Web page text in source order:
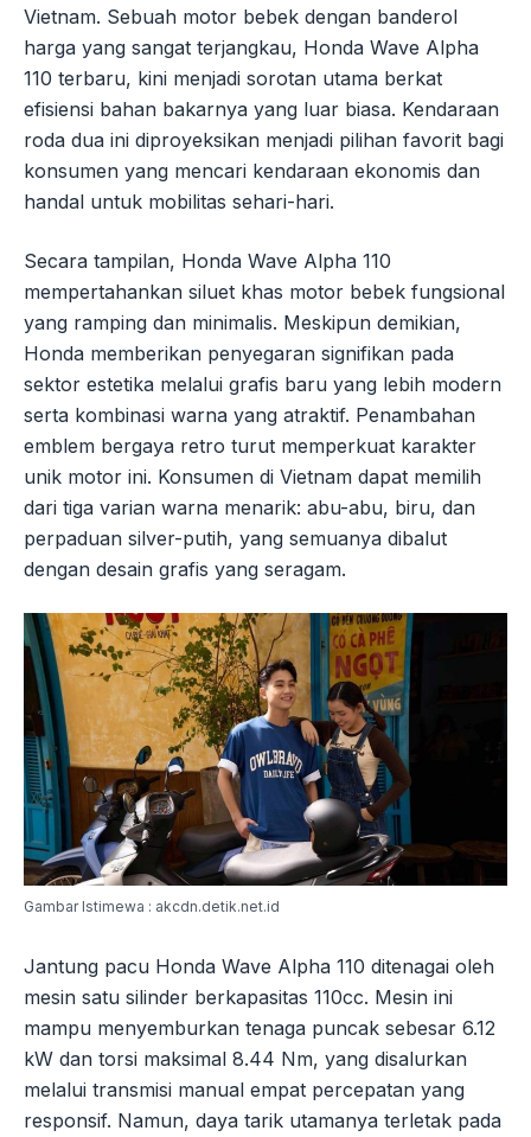
Vietnam. Sebuah motor bebek dengan banderol
harga yang sangat terjangkau, Honda Wave Alpha
110 terbaru, kini menjadi sorotan utama berkat
efisiensi bahan bakarnya yang luar biasa. Kendaraan
roda dua ini diproyeksikan menjadi pilihan favorit bagi
konsumen yang mencari kendaraan ekonomis dan
handal untuk mobilitas sehari-hari.
Secara tampilan, Honda Wave Alpha 110
mempertahankan siluet khas motor bebek fungsional
yang ramping dan minimalis. Meskipun demikian,
Honda memberikan penyegaran signifikan pada
sektor estetika melalui grafis baru yang lebih modern
serta kombinasi warna yang atraktif. Penambahan
emblem bergaya retro turut memperkuat karakter
unik motor ini. Konsumen di Vietnam dapat memilih
dari tiga varian warna menarik: abu-abu, biru, dan
perpaduan silver-putih, yang semuanya dibalut
dengan desain grafis yang seragam.
Gambar Istimewa : akcdn.detik.net.id
Jantung pacu Honda Wave Alpha 110 ditenagai oleh
mesin satu silinder berkapasitas 110cc. Mesin ini
mampu menyemburkan tenaga puncak sebesar 6.12
kW dan torsi maksimal 8.44 Nm, yang disalurkan
melalui transmisi manual empat percepatan yang
responsif. Namun, daya tarik utamanya terletak pada